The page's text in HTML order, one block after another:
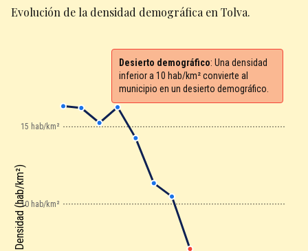
Evolución de la densidad demográfica en Tolva.
10 hab/km²
15 hab/km²
Densidad (hab/km²)
Desierto demográfico: Una densidad
inferior a 10 hab/km² convierte al
municipio en un desierto demográfico.